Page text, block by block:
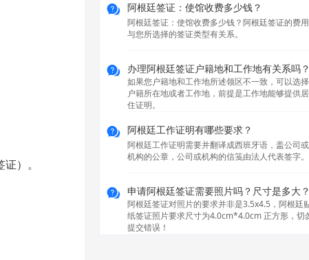
）。
阿根廷签证：使馆收费多少钱？
阿根廷签证：使馆收费多少钱？阿根廷签证的费用
与您所选择的签证类型有关系。
办理阿根廷签证户籍地和工作地有关系吗
如果您户籍地和工作地所述领区不一致，可以选择
户籍所在地或者工作地，前提是工作地能够提供居
住证明。
阿根廷工作证明有哪些要求？
阿根廷工作证明需要并翻译成西班牙语，盖公司或
机构的公章，公司或机构的信笺由法人代表签字。
申请阿根廷签证需要照片吗？尺寸是多大
阿根廷签证对照片的要求并非是3.5x4.5，阿根廷
纸签证照片要求尺寸为4.0cm*4.0cm 正方形，切
提交错误！